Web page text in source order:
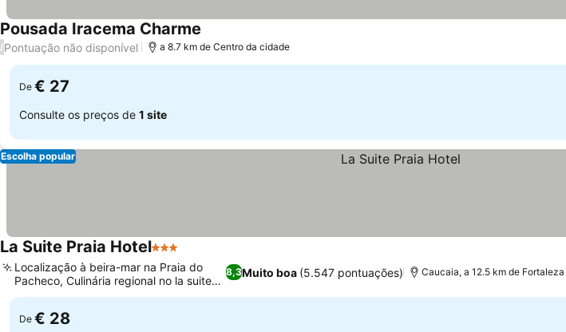
Pousada Iracema Charme
/Pontuação não disponível a 8.7 km de Centro da cidade
De € 27
Consulte os preços de 1 site
Escolha popular
La Suite Praia Hotel3 Estrelas
8,3Muito boa (5.547 pontuações)
Localização à beira-mar na Praia do
Pacheco, Culinária regional no la suite
restaurante
Caucaia, a 12.5 km de Fortaleza
De € 28